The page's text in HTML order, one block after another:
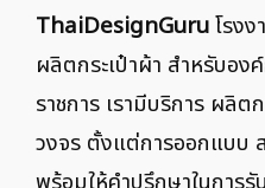
ThaiDesignGuruโรง
ผลิตกระเป๋าผ้า สำหรับอ
ราชการ เรามีบริการ ผลิต
วงจร ตั้งแต่การออกแบบ